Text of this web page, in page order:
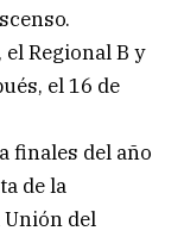
Regional B y
el 16 de
finales del año
de la
Unión del